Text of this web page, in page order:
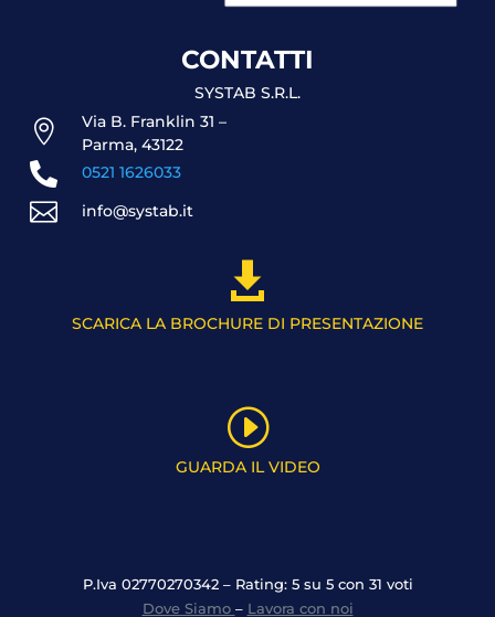
CONTATTI
SYSTAB S.R.L.

Via B. Franklin 31 –
Parma, 43122
 0521 1626033
 info@systab.it

SCARICA LA BROCHURE DI PRESENTAZIONE
I
GUARDA IL VIDEO
P.Iva 02770270342 – Rating: 5 su 5 con 31 voti
Dove Siamo – Lavora con noi